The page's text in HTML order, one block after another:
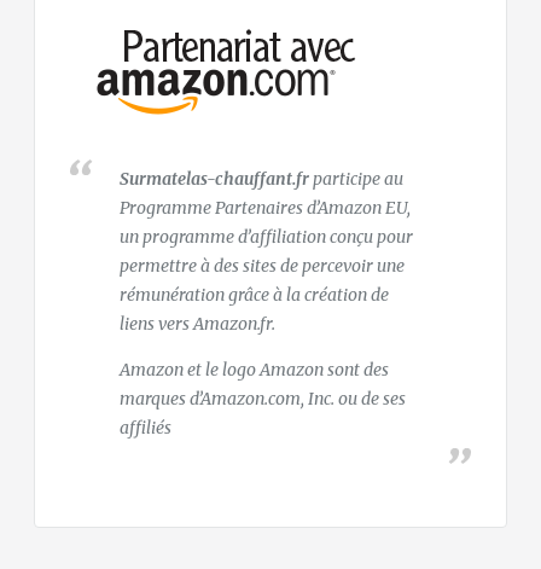
Surmatelas-chauffant.frparticipe au
Programme Partenaires d’Amazon EU,
un programme d’affiliation conçu pour
permettre à des sites de percevoir une
rémunération grâce à la création de
liens vers Amazon.fr.
Amazon et le logo Amazon sont des
marques d’Amazon.com, Inc. ou de ses
affiliés